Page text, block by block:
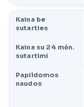
Kaina be
sutarties
Kaina su 24 mėn.
sutartimi
Papildomos
naudos